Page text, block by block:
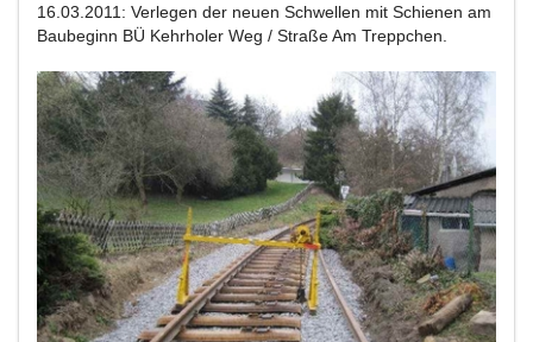
16.03.2011: Verlegen der neuen Schwellen mit Schienen am
Baubeginn BÜ Kehrholer Weg / Straße Am Treppchen.